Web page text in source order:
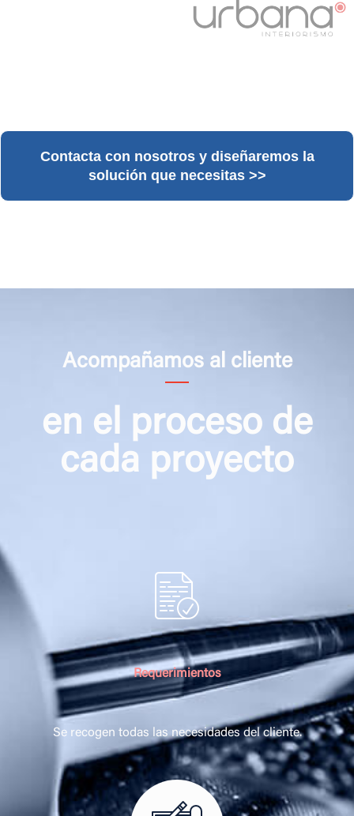
Contacta con nosotros y diseñaremos la
solución que necesitas >>
Acompañamos al cliente
en el proceso de
cada proyecto
Requerimientos
Se recogen todas las necesidades del cliente.